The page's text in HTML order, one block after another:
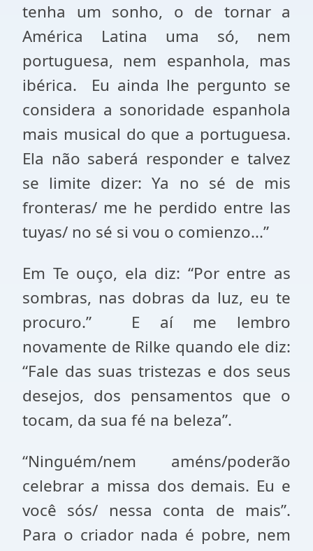
tenha um sonho, o de tornar a
América Latina uma só, nem
portuguesa, nem espanhola, mas
ibérica. Eu ainda lhe pergunto se
considera a sonoridade espanhola
mais musical do que a portuguesa.
Ela não saberá responder e talvez
se limite dizer: Ya no sé de mis
fronteras/ me he perdido entre las
tuyas/ no sé si vou o comienzo...”
Em Te ouço, ela diz: “Por entre as
sombras, nas dobras da luz, eu te
procuro.” E aí me lembro
novamente de Rilke quando ele diz:
“Fale das suas tristezas e dos seus
desejos, dos pensamentos que o
tocam, da sua fé na beleza”.
“Ninguém/nem améns/poderão
celebrar a missa dos demais. Eu e
você sós/ nessa conta de mais”.
Para o criador nada é pobre, nem